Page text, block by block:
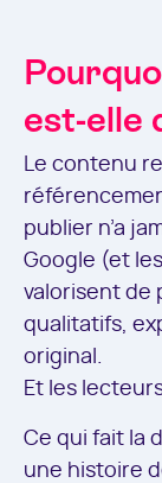
est-elle
Le contenu
publier n’a
Google (et
valorisent de
qualitatifs,
original.
Et les
Ce qui fait la
une histoire